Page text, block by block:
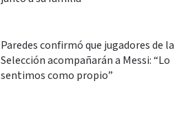
Paredes confirmó que jugadores de la
Selección acompañarán a Messi: “Lo
sentimos como propio”